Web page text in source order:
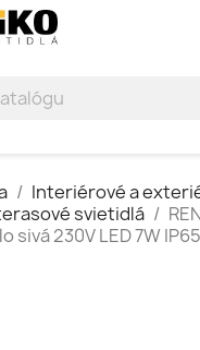
Interiérové a
svietidlá
sivá 230V LED 7W